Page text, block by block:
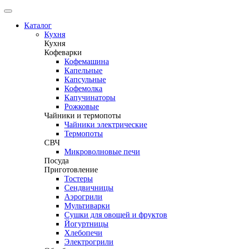
Каталог
Кухня
Кухня
Кофеварки
Кофемашина
Капельные
Капсульные
Кофемолка
Капучинаторы
Рожковые
Чайники и термопоты
Чайники электрические
Термопоты
СВЧ
Микроволновые печи
Посуда
Приготовление
Тостеры
Сендвичницы
Аэрогрили
Мультиварки
Сушки для овощей и фруктов
Йогуртницы
Хлебопечи
Электрогрили